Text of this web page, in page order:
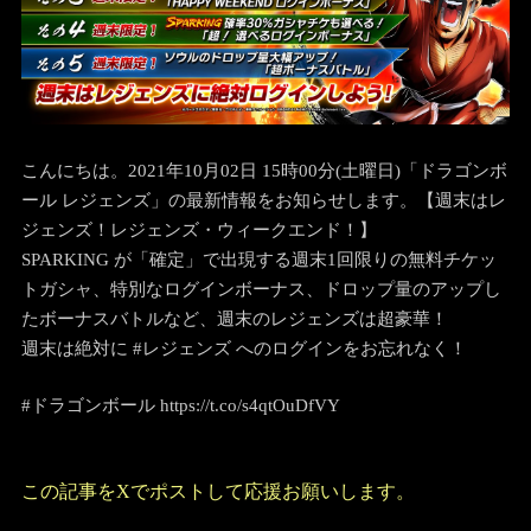
こんにちは。2021年10月02日 15時00分(土曜日)「ドラゴンボ
ール レジェンズ」の最新情報をお知らせします。
【週末はレ
ジェンズ！レジェンズ・ウィークエンド！】
SPARKING が「確定」で出現する週末1回限りの無料チケッ
トガシャ、特別なログインボーナス、ドロップ量のアップし
たボーナスバトルなど、週末のレジェンズは超豪華！
週末は絶対に #レジェンズ へのログインをお忘れなく！
#ドラゴンボール https://t.co/s4qtOuDfVY
この記事をXでポストして応援お願いします。